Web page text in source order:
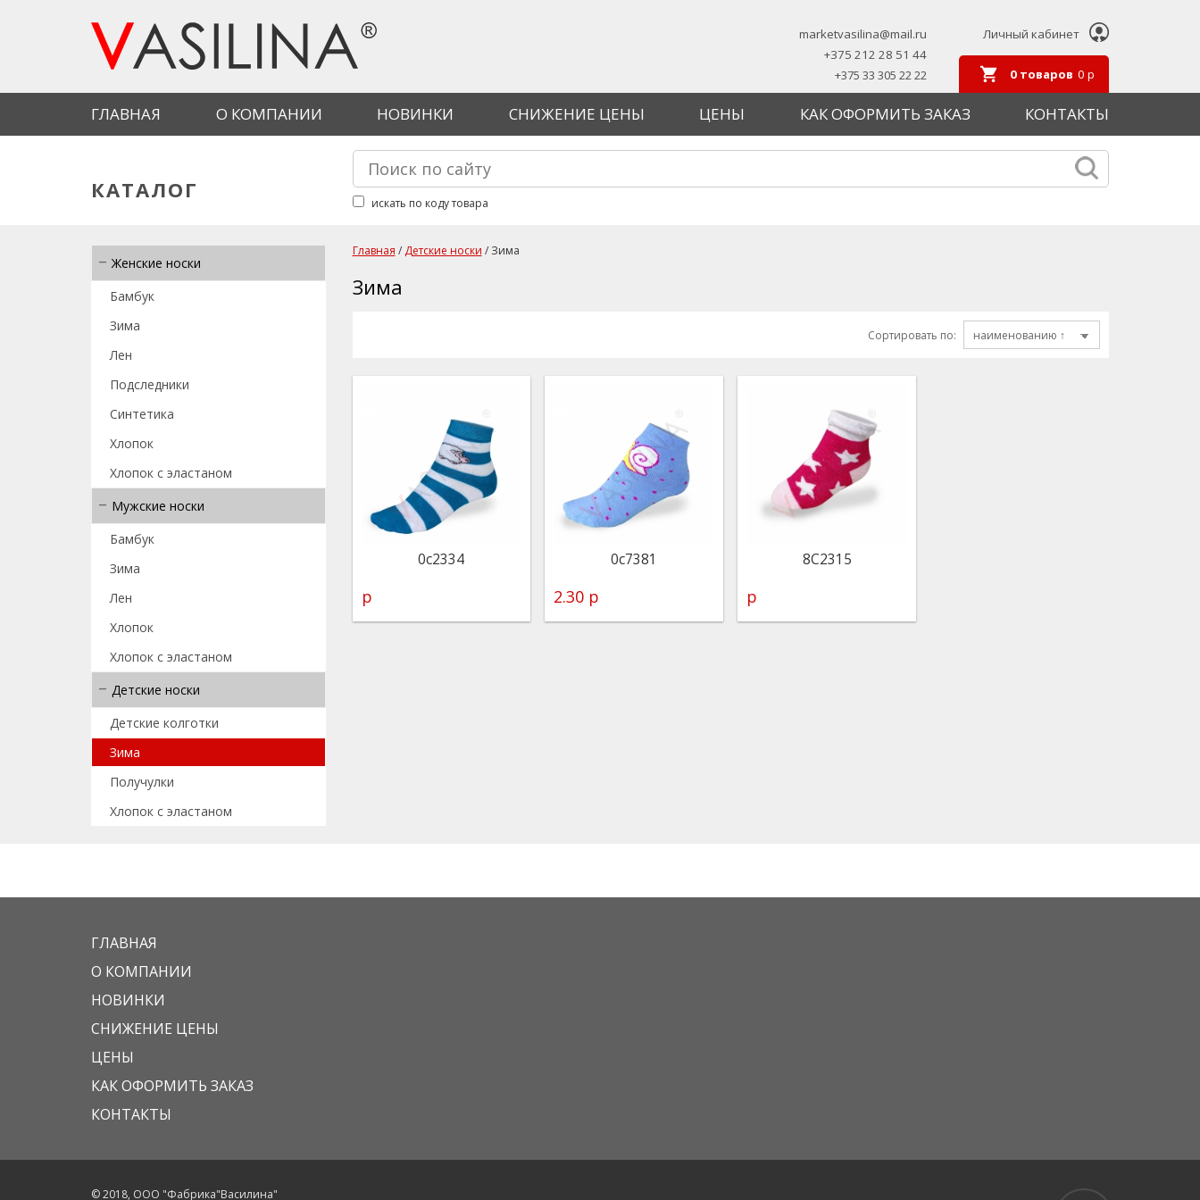
Личный кабинет
0 товаров 0 р
marketvasilina@mail.ru
+375 212 28 51 44
+375 33 305 22 22
ГЛАВНАЯ О КОМПАНИИ НОВИНКИ СНИЖЕНИЕ ЦЕНЫ ЦЕНЫ КАК ОФОРМИТЬ ЗАКАЗ КОНТАКТЫ
Форма поиска
Найти
искать по коду товара
КАТАЛОГ
Женские носки
Бамбук
Зима
Лен
Подследники
Синтетика
Хлопок
Хлопок с эластаном
Мужские носки
Бамбук
Зима
Лен
Хлопок
Хлопок с эластаном
Детские носки
Детские колготки
Зима
Получулки
Хлопок с эластаном
Вы здесь
Главная / Детские носки / Зима
Зима
Сортировать по:
0с2334
р
0с7381
2.30 р
8C2315
р
ГЛАВНАЯ
О КОМПАНИИ
НОВИНКИ
СНИЖЕНИЕ ЦЕНЫ
ЦЕНЫ
КАК ОФОРМИТЬ ЗАКАЗ
КОНТАКТЫ
© 2018, ООО "Фабрика"Василина"